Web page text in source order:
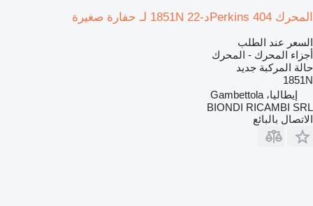
المحرك Perkins 404د-22 1851N لـ حفارة صغيرة
السعر عند الطلب
أجزاء المحرك - المحرك
حالة المركبة جديد
1851N
إيطاليا، Gambettola
BIONDI RICAMBI SRL
الاتصال بالبائع